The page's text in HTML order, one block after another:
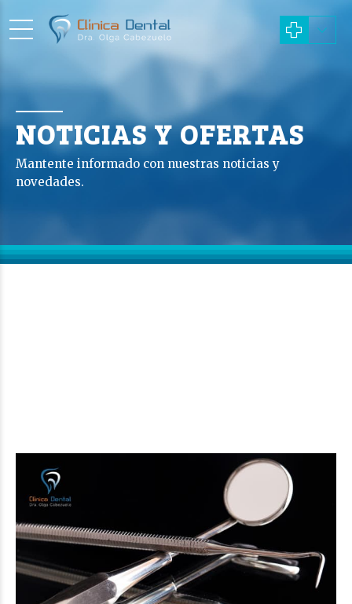
NOTICIAS Y OFERTAS
Mantente informado con nuestras noticias y
novedades.